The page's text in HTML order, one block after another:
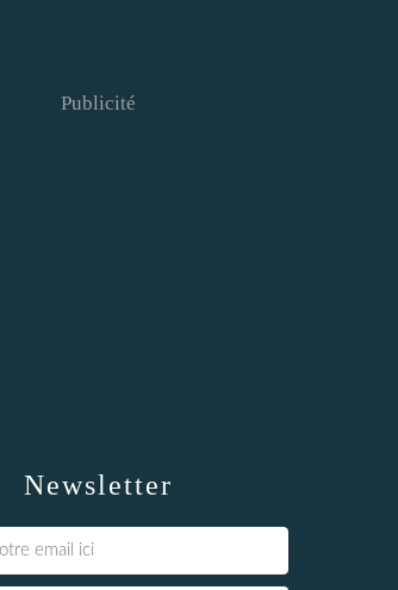
Newsletter
Publicité